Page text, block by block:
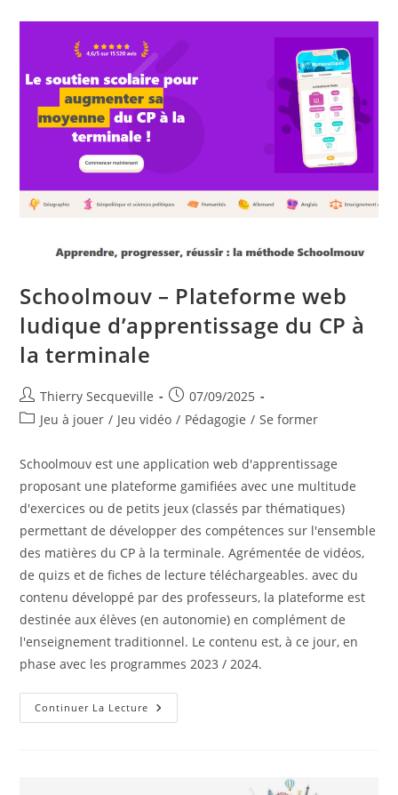
Construction
Pour
Apprendre
L’électronique
Schoolmouv – Plateforme web
ludique d’apprentissage du CP à
la terminale
Auteur/autrice
de
Thierry Secqueville
Publication
publiée :
07/09/2025
PostJeu à jouer / Jeu vidéo / Pédagogie / Se former
Schoolmouv est une application web d'apprentissage
proposant une plateforme gamifiées avec une multitude
d'exercices ou de petits jeux (classés par thématiques)
permettant de développer des compétences sur l'ensemble
des matières du CP à la terminale. Agrémentée de vidéos,
de quizs et de fiches de lecture téléchargeables. avec du
contenu développé par des professeurs, la plateforme est
destinée aux élèves (en autonomie) en complément de
l'enseignement traditionnel. Le contenu est, à ce jour, en
phase avec les programmes 2023 / 2024.
Continuer La Lecture Schoolmouv
–